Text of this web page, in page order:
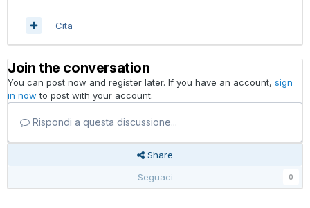
Cita
Join the conversation
You can post now and register later. If you have an account, sign
in now to post with your account.
Rispondi a questa discussione...
Share
Seguaci
0